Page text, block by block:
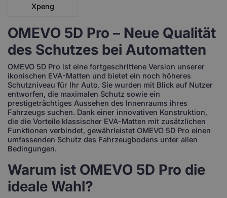
Xpeng
OMEVO 5D Pro – Neue Qualität
des Schutzes bei Automatten
OMEVO 5D Pro ist eine fortgeschrittene Version unserer
ikonischen EVA-Matten und bietet ein noch höheres
Schutzniveau für Ihr Auto. Sie wurden mit Blick auf Nutzer
entworfen, die maximalen Schutz sowie ein
prestigeträchtiges Aussehen des Innenraums ihres
Fahrzeugs suchen. Dank einer innovativen Konstruktion,
die die Vorteile klassischer EVA-Matten mit zusätzlichen
Funktionen verbindet, gewährleistet OMEVO 5D Pro einen
umfassenden Schutz des Fahrzeugbodens unter allen
Bedingungen.
Warum ist OMEVO 5D Pro die
ideale Wahl?